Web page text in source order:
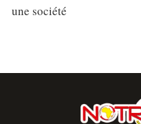
une société